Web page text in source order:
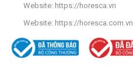
Website: https://horesca.vn
Website: https://horesca.com.vn